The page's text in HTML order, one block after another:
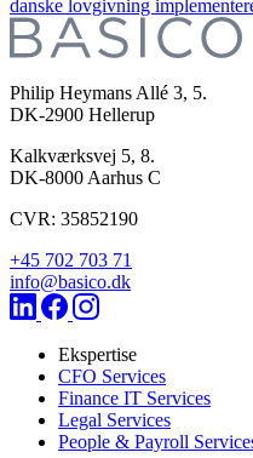
danske lovgivning
Philip Heymans Allé 3, 5.
DK-2900 Hellerup
Kalkværksvej 5, 8.
DK-8000Aarhus C
CVR: 35852190
+45 702 703 71
info@basico.dk
Ekspertise
CFO Services
Finance IT Services
Legal Services
People & Payroll